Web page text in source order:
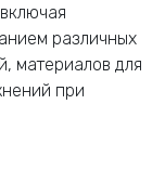
различных
материалов для
при